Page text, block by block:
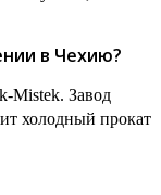
в Чехию?
-Mistek. Завод
холодный прокат